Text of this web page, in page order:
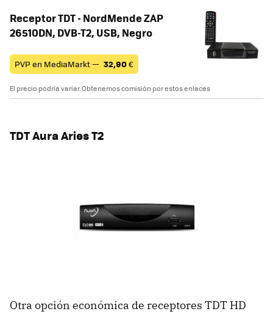
Receptor TDT - NordMende ZAP
26510DN, DVB-T2, USB, Negro
PVP en MediaMarkt — 32,90€
El precio podría variar. Obtenemos comisión por estos enlaces
TDT Aura Aries T2
Otra opción económica de receptores TDT HD